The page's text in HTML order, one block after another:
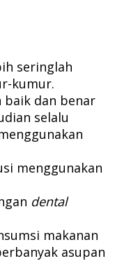
seringlah
kumur.
baik dan benar
selalu
menggunakan
dental
makanan
asupan